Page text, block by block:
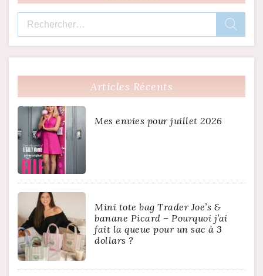
Rechercher :
Articles Récents
Mes envies pour juillet 2026
Mini tote bag Trader Joe’s &
banane Picard – Pourquoi j’ai
fait la queue pour un sac à 3
dollars ?